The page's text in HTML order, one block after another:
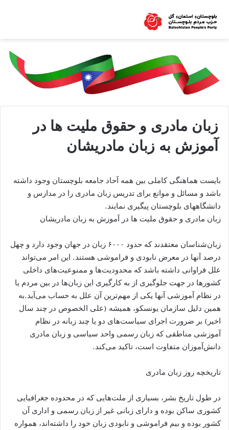
زبان مادری و حقوق ملیت ها در
آموزش به زبان مادریشان
بایست هماهنگی کاملی بین همه آحاد جامعه بلوچستان وجود داشته
باشد و مسائل و موانع برای تدریس زبان مادری را در مدارس و
دانشگاههای بلوچستان پیگیری نمایند.
زبان مادری و حقوق ملیت ها در آموزش به زبان مادریشان
زبان‌شناسان معتقدند که حدود ۶۰۰۰ زبان در جهان وجود دارد و چهل
درصد آنها در معرض نابودی و فراموشی هستند. این امر می‌تواند
علل فراوانی داشته باشد که محدودیت‌ها و ممنوعیت‌های داخلی
کشورها در جهت جلوگیری از به‌ کارگیری این زبان‌ها در بین مردم یا
در نظام آموزشی آنها یکی از مهم‌ترین آن علل به حساب می‌آید.به
همین دلیل سازمان یونسکو، همیشه (علی ‌الخصوص در چند سال
اخیر) بر ضرورت اجرای سیاست‌های دو یا چند زبانه در نظام
آموزشی مناطقی که زبان رسمی واحد سیاسی و زبان مادری
دانش‌آموزان متفاوت است، تاکید می‌کند.
تاریخچه روز زبان مادری
در طول تاریخ بشر، بسیاری از ملت‌هایی که در محدوده جغرافیایی
کشوری ساکن بوده و دارای زبانی غیر از زبان رسمی و اداری آن
کشور بوده و بیم فراموشی و نابودی زبان خود را داشته‌اند، همواره